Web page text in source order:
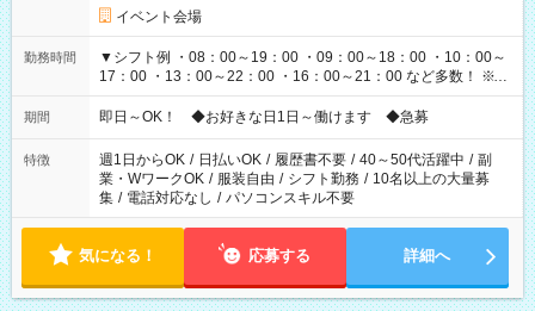
イベント会場
勤務時間
▼シフト例 ・08：00～19：00 ・09：00～18：00 ・10：00～
17：00 ・13：00～22：00 ・16：00～21：00 など多数！ ※お
仕事により勤務時間が異なります
期間 即日～OK！ ◆お好きな日1日～働けます ◆急募
特徴 週1日からOK / 日払いOK / 履歴書不要 / 40～50代活躍中 / 副
業・WワークOK / 服装自由 / シフト勤務 / 10名以上の大量募
集 / 電話対応なし / パソコンスキル不要
気になる！ 応募する 詳細へ